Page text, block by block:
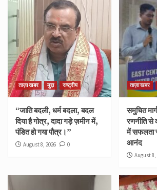
ताज़ा खबर मुद्दा राष्ट्रीय
“जाति बदली, धर्म बदला, बदल
दिया है गोत्र, दादा गड़े ज़मीन में,
पंडित हो गया पौत्र।”
August 8, 2026 0
ताज़ा खबर
समुचित
रणनीति से
में सफलता
आनंद
August 8,